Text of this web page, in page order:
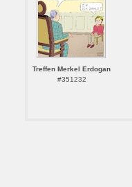
Treffen Merkel Erdogan
#351232